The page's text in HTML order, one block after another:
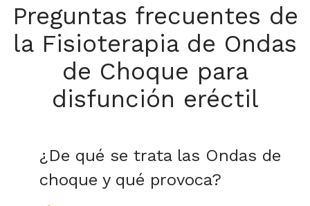
Preguntas frecuentes de
la Fisioterapia de Ondas
de Choque para
disfunción eréctil
¿De qué se trata las Ondas de
choque y qué provoca?